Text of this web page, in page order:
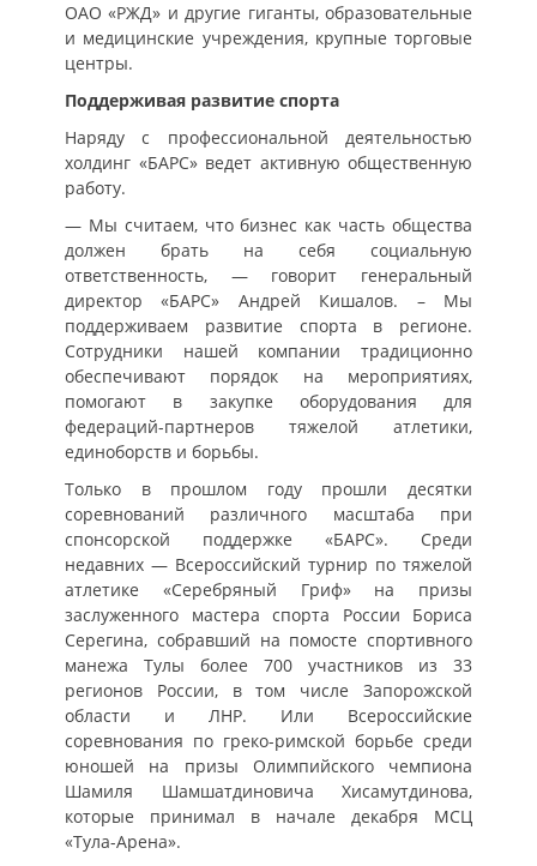
ОАО «РЖД» и другие гиганты, образовательные
и медицинские учреждения, крупные торговые
центры.
Поддерживая развитие спорта
Наряду с профессиональной деятельностью
холдинг «БАРС» ведет активную общественную
работу.
— Мы считаем, что бизнес как часть общества
должен брать на себя социальную
ответственность, — говорит генеральный
директор «БАРС» Андрей Кишалов. – Мы
поддерживаем развитие спорта в регионе.
Сотрудники нашей компании традиционно
обеспечивают порядок на мероприятиях,
помогают в закупке оборудования для
федераций-партнеров тяжелой атлетики,
единоборств и борьбы.
Только в прошлом году прошли десятки
соревнований различного масштаба при
спонсорской поддержке «БАРС». Среди
недавних — Всероссийский турнир по тяжелой
атлетике «Серебряный Гриф» на призы
заслуженного мастера спорта России Бориса
Серегина, собравший на помосте спортивного
манежа Тулы более 700 участников из 33
регионов России, в том числе Запорожской
области и ЛНР. Или Всероссийские
соревнования по греко-римской борьбе среди
юношей на призы Олимпийского чемпиона
Шамиля Шамшатдиновича Хисамутдинова,
которые принимал в начале декабря МСЦ
«Тула-Арена».